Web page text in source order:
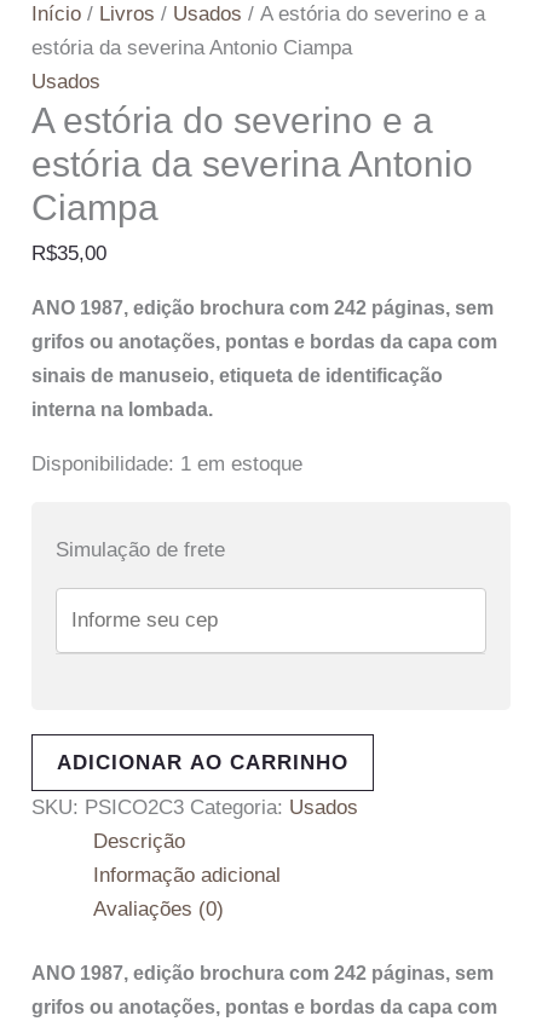
Início / Livros / Usados / A estória do severino e a
estória da severina Antonio Ciampa
Usados
A estória do severino e a
estória da severina Antonio
Ciampa
R$35,00
ANO 1987, edição brochura com 242 páginas, sem
grifos ou anotações, pontas e bordas da capa com
sinais de manuseio, etiqueta de identificação
interna na lombada.
Disponibilidade: 1 em estoque
Simulação de frete
ADICIONAR AO CARRINHO
SKU: PSICO2C3 Categoria: Usados
Descrição
Informação adicional
Avaliações (0)
ANO 1987, edição brochura com 242 páginas, sem
grifos ou anotações, pontas e bordas da capa com